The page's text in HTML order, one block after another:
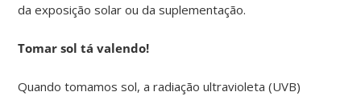
da exposição solar ou da suplementação.
Tomar sol tá valendo!
Quando tomamos sol, a radiação ultravioleta (UVB)